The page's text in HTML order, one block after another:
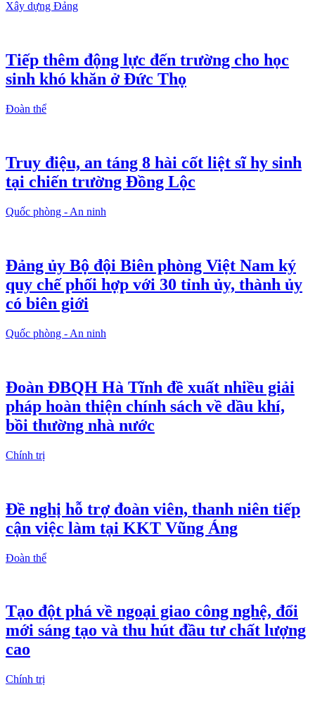
Xây dựng Đảng
Tiếp thêm động lực đến trường cho học
sinh khó khăn ở Đức Thọ
Đoàn thể
Truy điệu, an táng 8 hài cốt liệt sĩ hy sinh
tại chiến trường Đồng Lộc
Quốc phòng - An ninh
Đảng ủy Bộ đội Biên phòng Việt Nam ký
quy chế phối hợp với 30 tỉnh ủy, thành ủy
có biên giới
Quốc phòng - An ninh
Đoàn ĐBQH Hà Tĩnh đề xuất nhiều giải
pháp hoàn thiện chính sách về dầu khí,
bồi thường nhà nước
Chính trị
Đề nghị hỗ trợ đoàn viên, thanh niên tiếp
cận việc làm tại KKT Vũng Áng
Đoàn thể
Tạo đột phá về ngoại giao công nghệ, đổi
mới sáng tạo và thu hút đầu tư chất lượng
cao
Chính trị